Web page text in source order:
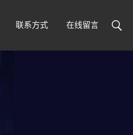
联系方式 在线留言